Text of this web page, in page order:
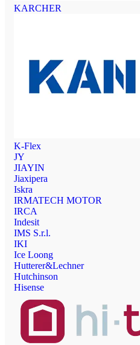
KARCHER
K-Flex
JY
JIAYIN
Jiaxipera
Iskra
IRMATECH MOTOR
IRCA
Indesit
IMS S.r.l.
IKI
Ice Loong
Hutterer&Lechner
Hutchinson
Hisense